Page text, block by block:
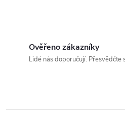
Ověřeno zákazníky
Lidé nás doporučují. Přesvědčte